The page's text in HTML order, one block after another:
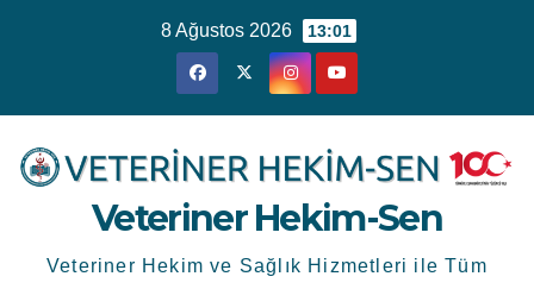
8 Ağustos 2026 13:01
Veteriner Hekim-Sen
Veteriner Hekim ve Sağlık Hizmetleri ile Tüm